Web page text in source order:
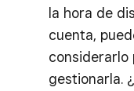
la hora de
cuenta,
considerarlo
gestionarla.